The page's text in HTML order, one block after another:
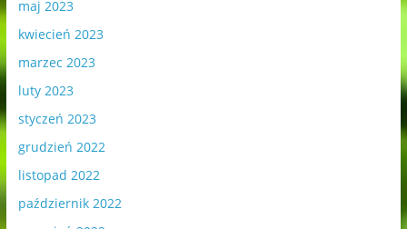
maj 2023
kwiecień 2023
marzec 2023
luty 2023
styczeń 2023
grudzień 2022
listopad 2022
październik 2022